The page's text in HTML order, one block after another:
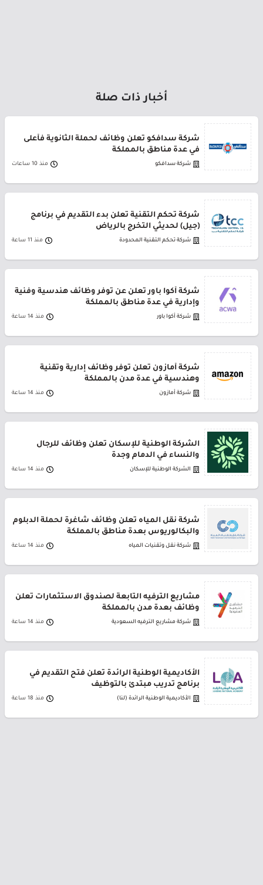
أخبار ذات صلة
شركة سدافكو تعلن وظائف لحملة الثانوية فأعلى
في عدة مناطق بالمملكة
شركة سدافكو منذ 10 ساعات
شركة تحكم التقنية تعلن بدء التقديم في برنامج
(جيل) لحديثي التخرج بالرياض
شركة تحكم التقنية المحدودة منذ 11 ساعة
شركة أكوا باور تعلن عن توفر وظائف هندسية وفنية
وإدارية في عدة مناطق بالمملكة
شركة أكوا باور منذ 14 ساعة
شركة أمازون تعلن توفر وظائف إدارية وتقنية
وهندسية في عدة مدن بالمملكة
شركة أمازون منذ 14 ساعة
الشركة الوطنية للإسكان تعلن وظائف للرجال
والنساء في الدمام وجدة
الشركة الوطنية للإسكان منذ 14 ساعة
شركة نقل المياه تعلن وظائف شاغرة لحملة الدبلوم
والبكالوريوس بعدة مناطق بالمملكة
شركة نقل وتقنيات المياه منذ 14 ساعة
مشاريع الترفيه التابعة لصندوق الاستثمارات تعلن
وظائف بعدة مدن بالمملكة
شركة مشاريع الترفيه السعودية منذ 14 ساعة
الأكاديمية الوطنية الرائدة تعلن فتح التقديم في
برنامج تدريب مبتدئ بالتوظيف
الأكاديمية الوطنية الرائدة (لنا) منذ 18 ساعة